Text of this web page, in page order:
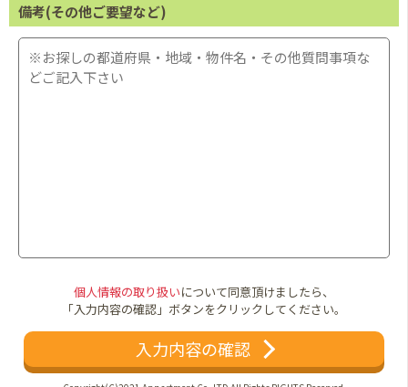
備考(その他ご要望など)
個人情報の取り扱いについて同意頂けましたら、
「入力内容の確認」ボタンをクリックしてください。
入力内容の確認